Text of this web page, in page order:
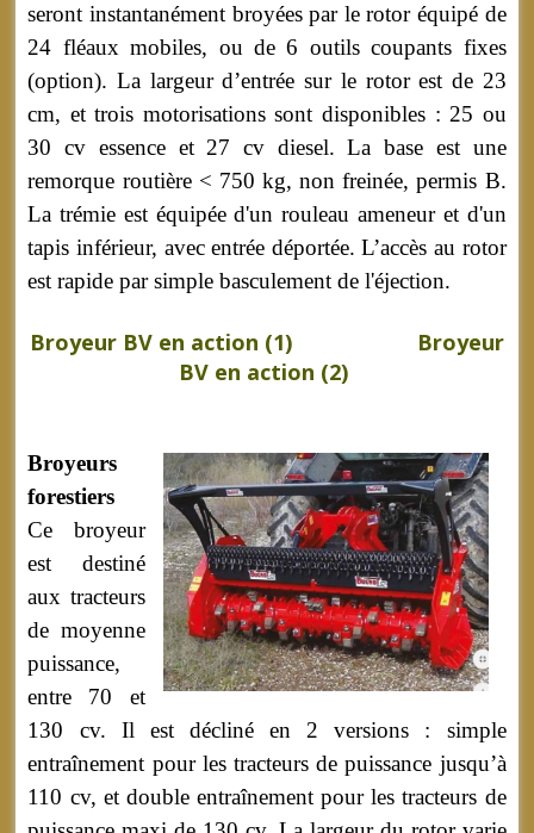
seront instantanément broyées par le rotor équipé de
24 fléaux mobiles, ou de 6 outils coupants fixes
(option). La largeur d’entrée sur le rotor est de 23
cm, et trois motorisations sont disponibles : 25 ou
30 cv essence et 27 cv diesel. La base est une
remorque routière < 750 kg, non freinée, permis B.
La trémie est équipée d'un rouleau ameneur et d'un
tapis inférieur, avec entrée déportée. L’accès au rotor
est rapide par simple basculement de l'éjection.
Broyeur BV en action (1)
Broyeur
BV en action (2)
Broyeurs
forestiers
Ce broyeur
est destiné
aux tracteurs
de moyenne
puissance,
entre 70 et
130 cv. Il est décliné en 2 versions : simple
entraînement pour les tracteurs de puissance jusqu’à
110 cv, et double entraînement pour les tracteurs de